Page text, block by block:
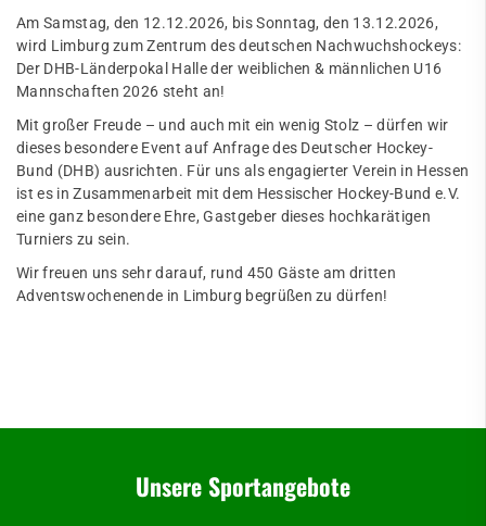
Am Samstag, den 12.12.2026, bis Sonntag, den 13.12.2026,
wird Limburg zum Zentrum des deutschen Nachwuchshockeys:
Der DHB-Länderpokal Halle der weiblichen & männlichen U16
Mannschaften 2026 steht an!
Mit großer Freude – und auch mit ein wenig Stolz – dürfen wir
dieses besondere Event auf Anfrage des Deutscher Hockey-
Bund (DHB) ausrichten. Für uns als engagierter Verein in Hessen
ist es in Zusammenarbeit mit dem Hessischer Hockey-Bund e.V.
eine ganz besondere Ehre, Gastgeber dieses hochkarätigen
Turniers zu sein.
Wir freuen uns sehr darauf, rund 450 Gäste am dritten
Adventswochenende in Limburg begrüßen zu dürfen!
Unsere Sportangebote